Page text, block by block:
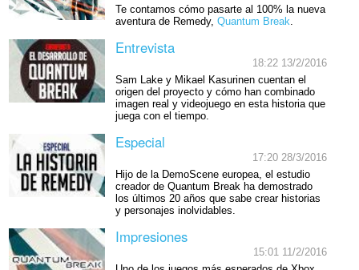
Te contamos cómo pasarte al 100% la nueva
aventura de Remedy, Quantum Break.
Entrevista
18:22 13/2/2016
Sam Lake y Mikael Kasurinen cuentan el
origen del proyecto y cómo han combinado
imagen real y videojuego en esta historia que
juega con el tiempo.
Especial
17:20 28/3/2016
Hijo de la DemoScene europea, el estudio
creador de Quantum Break ha demostrado
los últimos 20 años que sabe crear historias
y personajes inolvidables.
Impresiones
15:01 11/2/2016